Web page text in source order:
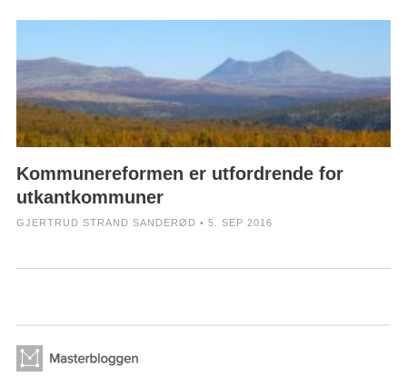
Kommunereformen er utfordrende for
utkantkommuner
GJERTRUD STRAND SANDERØD • 5. SEP 2016